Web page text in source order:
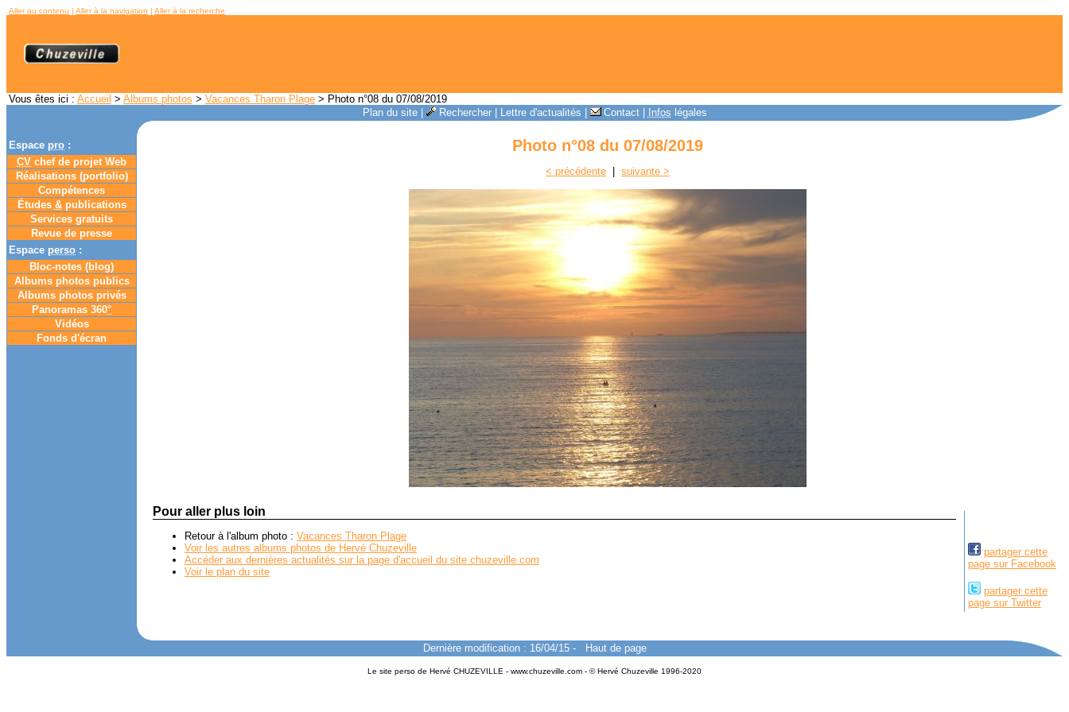
Aller au contenu | Aller à la navigation | Aller à la recherche
Vous êtes ici : Accueil > Albums photos > Vacances Tharon Plage > Photo n°08 du 07/08/2019
Plan du site| Rechercher| Lettre d'actualités Contact| Infos légales
Espace pro :
CV chef de projet Web
Réalisations (portfolio)
Compétences
Études &publications
Services gratuits
Revue de presse
Espace perso :
Bloc-notes (blog)
Albums photos publics
Albums photos privés
Panoramas 360°
Vidéos
Fonds d'écran
Photo n°08 du 07/08/2019
< précédente suivante >
partager cette
page sur Facebook
partager cette
page sur Twitter
Pour aller plus loin
Retour à l'album photo : Vacances Tharon Plage
Voir les autres albums photos de Hervé Chuzeville
Accéder aux dernières actualités sur la page d'accueil du site chuzeville.com
Voir le plan du site
Dernière modification : 16/04/15- Haut de page
Le site perso de Hervé CHUZEVILLE - www.chuzeville.com - © Hervé Chuzeville 1996-2020